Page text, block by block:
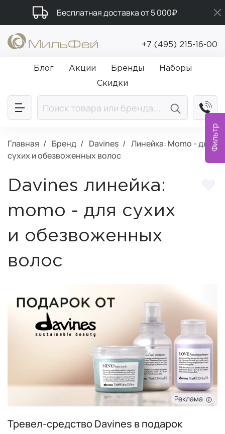
Фильтр
Бесплатная доставка от 5 000₽
Подарки в каждый заказ от 5 000₽
Промокод ПРИВЕТ
+7 (495) 215-16-00
Блог Акции Бренды
Наборы
Скидки
Главная Бренд Davines
Линейка: Momo - для
сухих и обезвоженных волос
Davines линейка:
momo - для сухих
и обезвоженных
волос
Реклама
Тревел-средство Davines в подарок